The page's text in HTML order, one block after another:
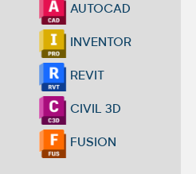
AUTOCAD
INVENTOR
REVIT
CIVIL 3D
FUSION